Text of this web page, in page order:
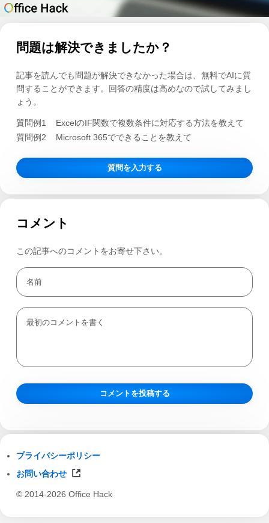
問題は解決できましたか？
記事を読んでも問題が解決できなかった場合は、無料でAIに質
問することができます。回答の精度は高めなので試してみまし
ょう。
質問例1
ExcelのIF関数で複数条件に対応する方法を教えて
質問例2
Microsoft 365でできることを教えて
質問を入力する
コメント
この記事へのコメントをお寄せ下さい。
プライバシーポリシー
お問い合わせ
© 2014-2026 Office Hack